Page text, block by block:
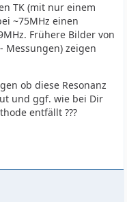
TK (mit nur einem
~75MHz einen
Frühere Bilder von
Messungen) zeigen
ob diese Resonanz
und ggf. wie bei Dir
entfällt ???